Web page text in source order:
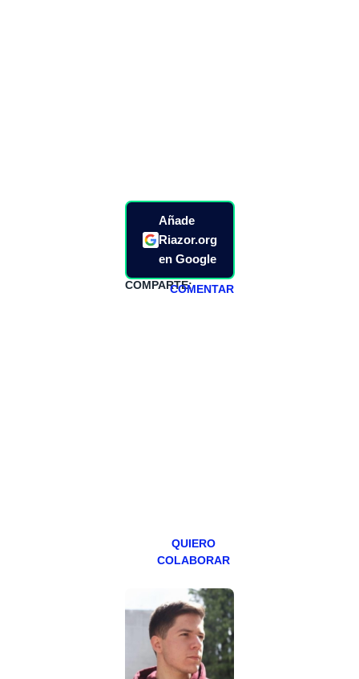
Añade
Riazor.org
en Google
COMPARTE:COMENTAR
QUIERO
COLABORAR